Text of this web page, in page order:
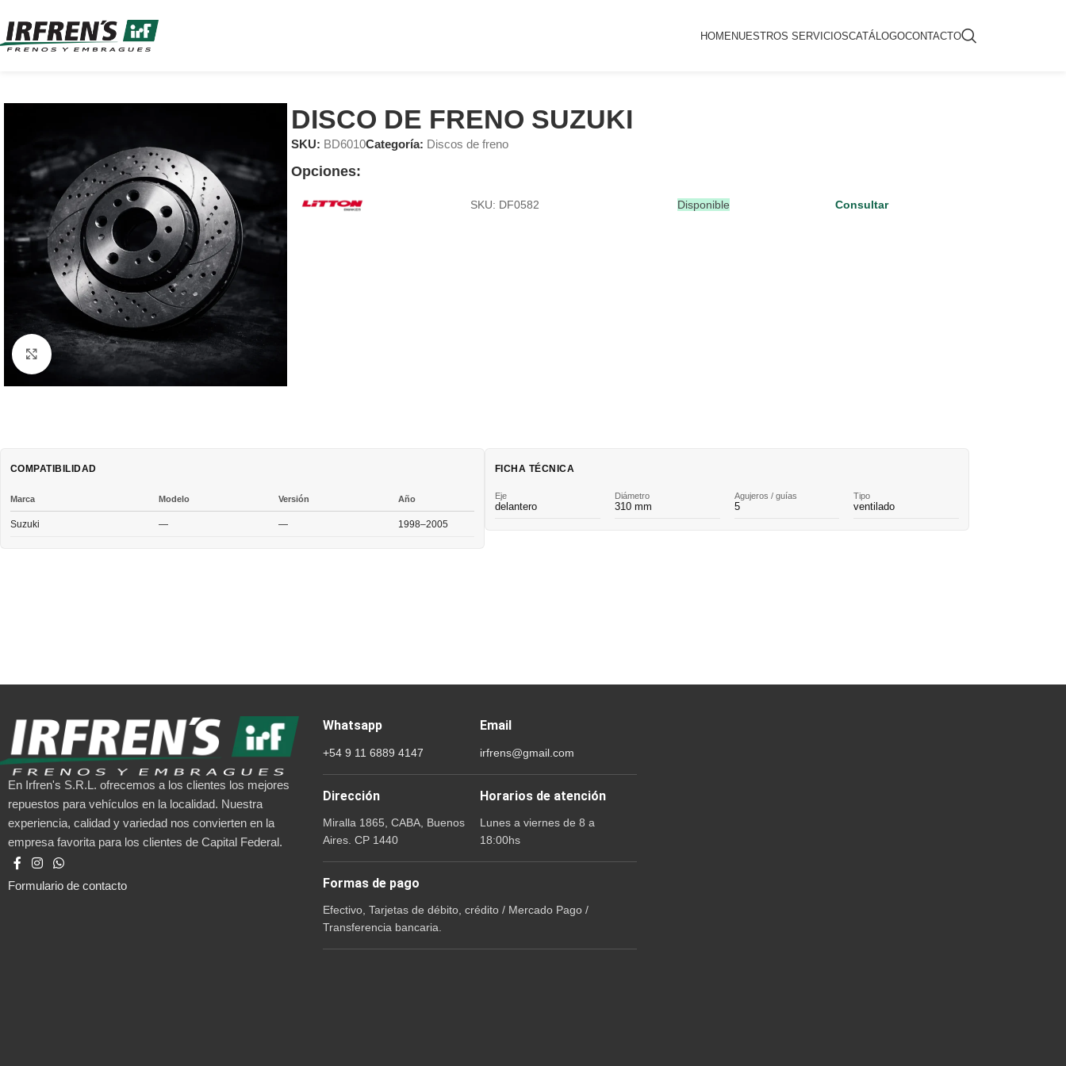
HOMENUESTROS SERVICIOSCATÁLOGOCONTACTO
Clic para ampliar
DISCO DE FRENO SUZUKI
SKU: BD6010Categoría: Discos de freno
Opciones:
SKU: DF0582 Disponible Consultar
COMPATIBILIDAD
Marca Modelo Versión Año
Suzuki — — 1998–2005
FICHA TÉCNICA
Eje
delantero
Diámetro
310 mm
Agujeros / guías
5
Tipo
ventilado
En Irfren's S.R.L. ofrecemos a los clientes los mejores
repuestos para vehículos en la localidad. Nuestra
experiencia, calidad y variedad nos convierten en la
empresa favorita para los clientes de Capital Federal.
Formulario de contacto
Whatsapp
+54 9 11 6889 4147
Email
irfrens@gmail.com
Dirección
Miralla 1865, CABA, Buenos
Aires. CP 1440
Horarios de atención
Lunes a viernes de 8 a
18:00hs
Formas de pago
Efectivo, Tarjetas de débito, crédito / Mercado Pago /
Transferencia bancaria.